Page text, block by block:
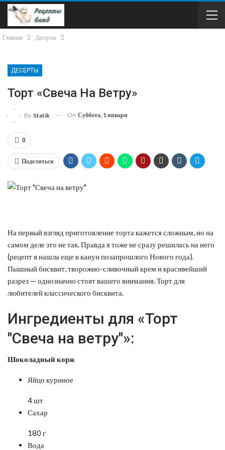
Главная Десерты
ДЕСЕРТЫ
Торт «Свеча На Ветру»
By Statik On Суббота, 1 января
0
Поделиться
На первый взгляд приготовление торта кажется сложным, но на
самом деле это не так. Правда я тоже не сразу решилась на него
(рецепт я нашла еще в канун позапрошлого Нового года).
Пышный бисквит, творожно-сливочный крем и красивейший
разрез — однозначно стоят вашего внимания. Торт для
любителей классического бисквита.
Ингредиенты для «Торт
"Свеча на ветру"»:
Шоколадный корж
Яйцо куриное
4 шт
Сахар
180 г
Вода